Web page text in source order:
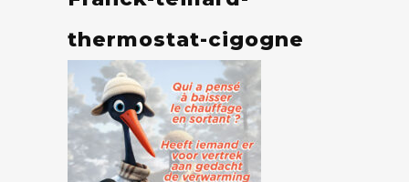
thermostat-cigogne